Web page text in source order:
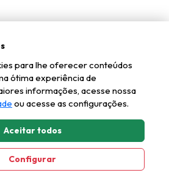
los derechos reservados.
Creado por
Axysweb
para lhe oferecer conteúdos
ótima experiência de
informações, acesse nossa
ou acesse as configurações.
Aceitar todos
Configurar